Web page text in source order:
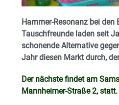
Hammer-Resonanz bei
Tauschfreunde laden seit
schonende Alternative
Jahr diesen Markt durch,
Der nächste findet am
Mannheimer-Straße 2, statt.